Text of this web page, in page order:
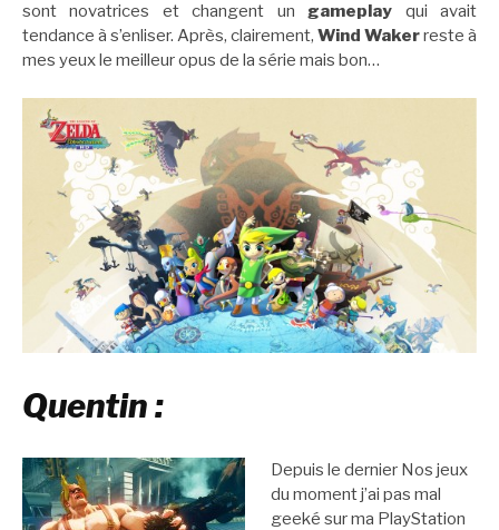
sont novatrices et changent ungameplay qui avait
tendance à s’enliser. Après, clairement, Wind Wakerreste à
mes yeux le meilleur opus de la série mais bon…
Quentin :
Depuis le dernier Nos jeux
du moment j’ai pas mal
geeké sur ma PlayStation